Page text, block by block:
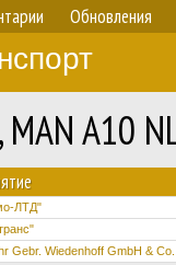
Обновления
MAN A10
ЛТД"
Gebr. Wiedenhoff GmbH &